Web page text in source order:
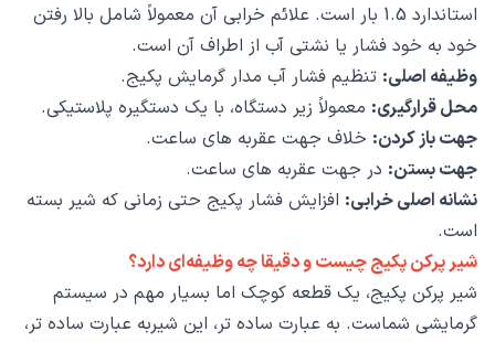
استاندارد 1.5 بار است. علائم خرابی آن معمولاً شامل بالا رفتن
خود به خود فشار یا نشتی آب از اطراف آن است.
وظیفه اصلی: تنظیم فشار آب مدار گرمایش پکیج.
محل قرارگیری: معمولاً زیر دستگاه، با یک دستگیره پلاستیکی.
جهت باز کردن: خلاف جهت عقربه های ساعت.
جهت بستن: در جهت عقربه های ساعت.
نشانه اصلی خرابی: افزایش فشار پکیج حتی زمانی که شیر بسته
است.
شیر پرکن پکیج چیست و دقیقا چه وظیفه‌ای دارد؟
شیر پرکن پکیج، یک قطعه کوچک اما بسیار مهم در سیستم
گرمایشی شماست. به عبارت ساده تر، این شیربه عبارت ساده تر،